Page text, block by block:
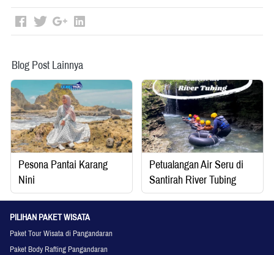
Blog Post Lainnya
Pesona Pantai Karang
Nini
Petualangan Air Seru di
Santirah River Tubing
PILIHAN PAKET WISATA
Paket Tour Wisata di Pangandaran
Paket Body Rafting Pangandaran